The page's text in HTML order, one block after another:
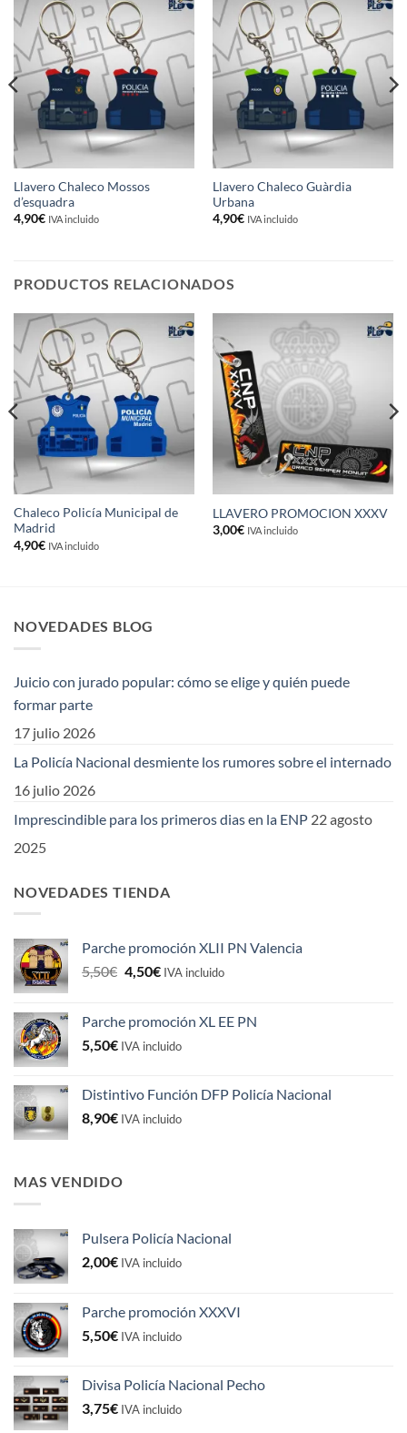
Llavero Chaleco Mossos
d’esquadra
4,90€ IVA incluido
Llavero Chaleco Guàrdia
Urbana
4,90€ IVA incluido
PRODUCTOS RELACIONADOS
Chaleco Policía Municipal de
Madrid
4,90€ IVA incluido
LLAVERO PROMOCION XXXV
3,00€ IVA incluido
NOVEDADES BLOG
Juicio con jurado popular: cómo se elige y quién puede
formar parte
17 julio 2026
La Policía Nacional desmiente los rumores sobre el internado
16 julio 2026
Imprescindible para los primeros dias en la ENP 22 agosto
2025
NOVEDADES TIENDA
Parche promoción XLII PN Valencia
5,50€ El
era:
5,50€.
4,50€El
es:
4,50€.
IVA incluido
Parche promoción XL EE PN
5,50€ IVA incluido
Distintivo Función DFP Policía Nacional
8,90€ IVA incluido
MAS VENDIDO
Pulsera Policía Nacional
2,00€ IVA incluido
Parche promoción XXXVI
5,50€ IVA incluido
Divisa Policía Nacional Pecho
3,75€ IVA incluido